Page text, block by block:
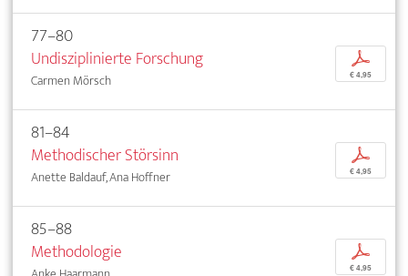
77–80
Undisziplinierte Forschung
Carmen Mörsch
p
€ 4,95
81–84
Methodischer Störsinn
Anette Baldauf, Ana Hoffner
p
€ 4,95
85–88
Methodologie
p
€ 4,95